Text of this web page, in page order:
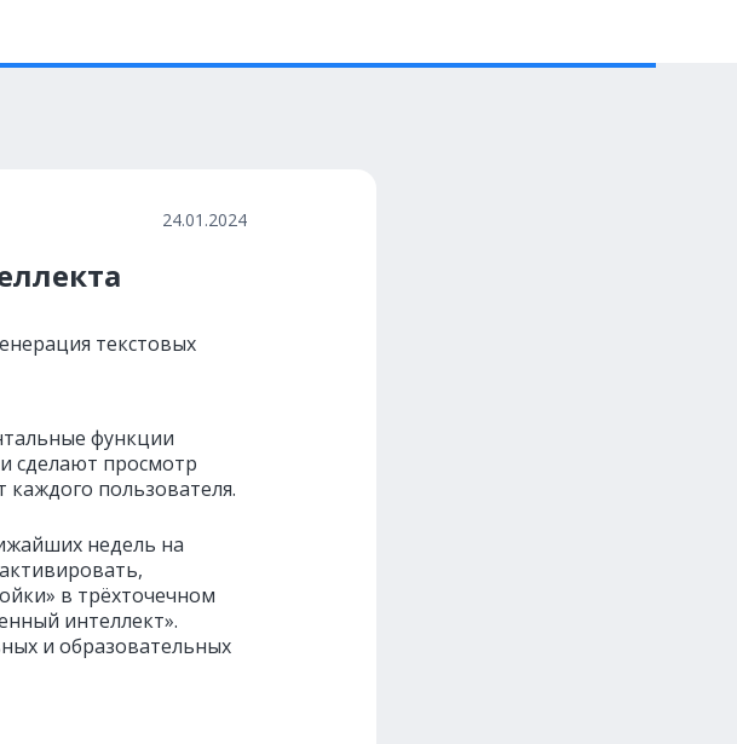
24.01.2024
текстовых
функции
сделают просмотр
пользователя.
недель на
в трёхточечном
интеллект».
и образовательных